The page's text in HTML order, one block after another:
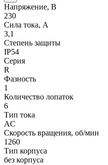
Напряжение, В
230
Сила тока, A
3,1
Степень защиты
IP54
Серия
R
Фазность
1
Количество лопаток
6
Тип тока
AC
Скорость вращения, об/мин
1260
Тип корпуса
без корпуса